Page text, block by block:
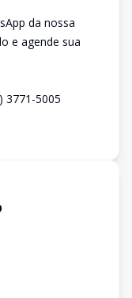
da nossa
e agende sua
3771-5005